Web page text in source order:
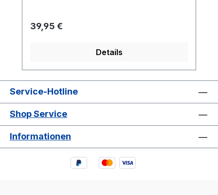
Regulärer Preis:
39,95 €
Details
Service-Hotline
Shop Service
Informationen